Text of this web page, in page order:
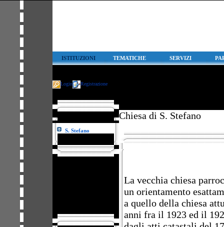
ISTITUZIONI TEMATICHE SERVIZI
Login Registrazione
S. Stefano
Chiesa di S. Stefano
La vecchia chiesa
un orientamento
a quello della chiesa
anni fra il 1923 ed il